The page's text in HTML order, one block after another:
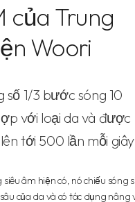
của Trung
Woori
số 1/3 bước sóng 10
với loại da và được
tới 500 lần mỗi
âm hiện có, nó chiếu sóng
của da và có tác dụng nâng